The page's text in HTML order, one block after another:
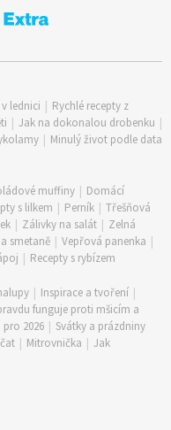
lednici | Rychlé recepty z
| Jak na dokonalou drobenku |
| Minulý život podle data
muffiny | Domácí
s lilkem | Perník | Třešňová
| Zálivky na salát | Zelná
smetaně | Vepřová panenka |
| Recepty s rybízem
| Inspirace a tvoření |
funguje proti mšicím a
pro 2026 | Svátky a prázdniny
| Mitrovnička | Jak